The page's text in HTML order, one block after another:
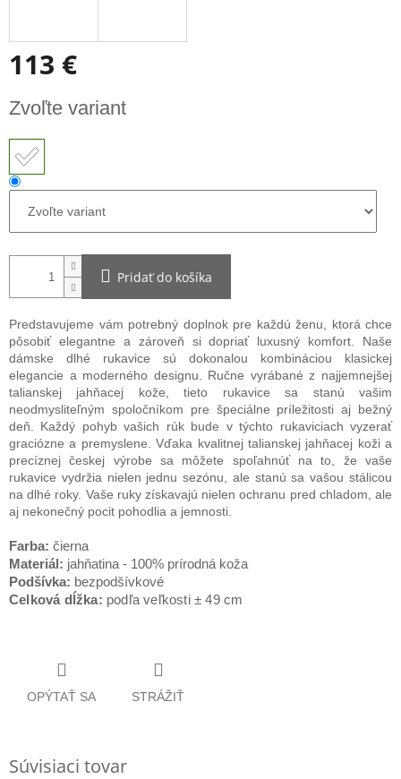
113 €
cena:
Zvoľte variant
Pridať do košíka
Predstavujeme vám potrebný doplnok pre každú ženu, ktorá chce
pôsobiť elegantne a zároveň si dopriať luxusný komfort. Naše
dámske dlhé rukavice sú dokonalou kombináciou klasickej
elegancie a moderného designu. Ručne vyrábané z najjemnejšej
talianskej jahňacej kože, tieto rukavice sa stanú vašim
neodmysliteľným spoločníkom pre špeciálne príležitosti aj bežný
deň. Každý pohyb vašich rúk bude v týchto rukaviciach vyzerať
graciózne a premyslene. Vďaka kvalitnej talianskej jahňacej koži a
precíznej českej výrobe sa môžete spoľahnúť na to, že vaše
rukavice vydržia nielen jednu sezónu, ale stanú sa vašou stálicou
na dlhé roky. Vaše ruky získavajú nielen ochranu pred chladom, ale
aj nekonečný pocit pohodlia a jemnosti.
Farba: čierna
Materiál: jahňatina - 100% prírodná koža
Podšívka: bezpodšívkové
Celková dĺžka: podľa veľkosti ± 49 cm
OPÝTAŤ SA STRÁŽIŤ
Súvisiaci tovar